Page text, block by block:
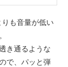
も音量が低い
き通るような
で、パッと弾